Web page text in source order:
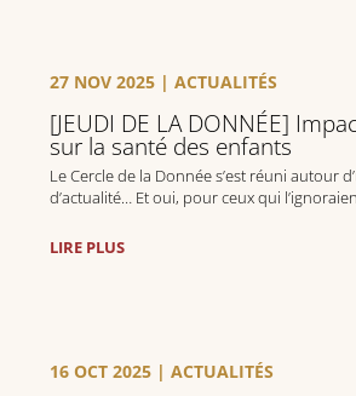
[JEUDI DE LA DONNÉE]
sur la santé des enfants
27 NOV 2025 |ACTUALITÉS
Le Cercle de la Donnée s’est réuni autour
d’actualité… Et oui, pour ceux qui
« Directive accessibilité » est entrée en
LIRE PLUS
16 OCT 2025 |ACTUALITÉS